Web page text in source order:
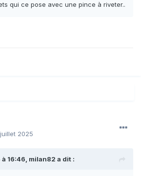
qui ce pose avec une pince à riveter..
2025
16:46, milan82 a dit :